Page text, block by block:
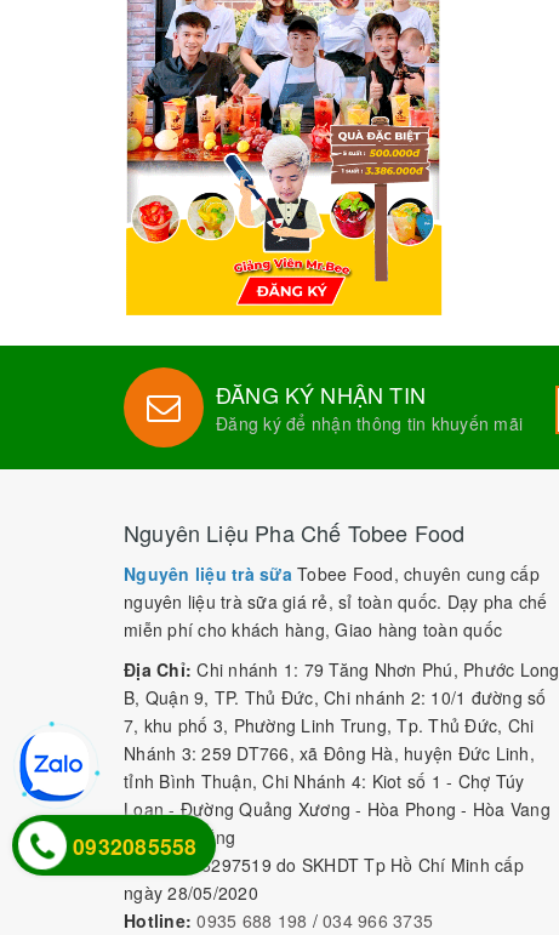
ĐĂNG KÝ NHẬN TIN
Đăng ký để nhận thông tin khuyến mãi
Nguyên Liệu Pha Chế Tobee Food
Nguyên liệu trà sữa Tobee Food, chuyên cung cấp
nguyên liệu trà sữa giá rẻ, sỉ toàn quốc. Dạy pha chế
miễn phí cho khách hàng, Giao hàng toàn quốc
Địa Chỉ: Chi nhánh 1: 79 Tăng Nhơn Phú, Phước Long
B, Quận 9, TP. Thủ Đức, Chi nhánh 2: 10/1 đường số
7, khu phố 3, Phường Linh Trung, Tp. Thủ Đức, Chi
Nhánh 3: 259 DT766, xã Đông Hà, huyện Đức Linh,
tỉnh Bình Thuận, Chi Nhánh 4: Kiot số 1 - Chợ Túy
Loan - Đường Quảng Xương - Hòa Phong - Hòa Vang
- TP. Đà Nẵng
0316297519 do SKHDT Tp Hồ Chí Minh cấp
ngày 28/05/2020
Hotline: 0935 688 198 / 034 966 3735
0932085558